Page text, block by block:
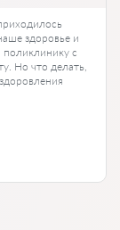
здоровье и
с
Но что делать,